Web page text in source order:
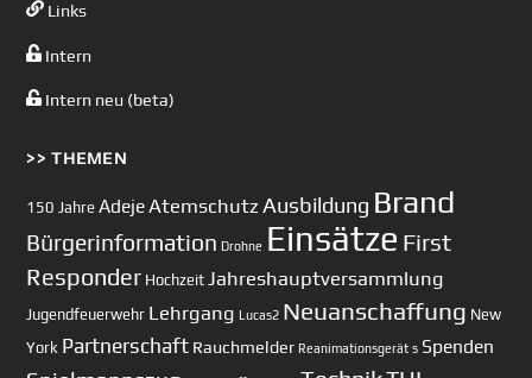
Links
Intern
Intern neu (beta)
>> THEMEN
150 Jahre AdejeAtemschutz Ausbildung Brand
Bürgerinformation Drohne Einsätze First
Responder Hochzeit Jahreshauptversammlung
Jugendfeuerwehr Lehrgang Lucas2 Neuanschaffung New
York Partnerschaft Rauchmelder Reanimationsgerät s Spenden